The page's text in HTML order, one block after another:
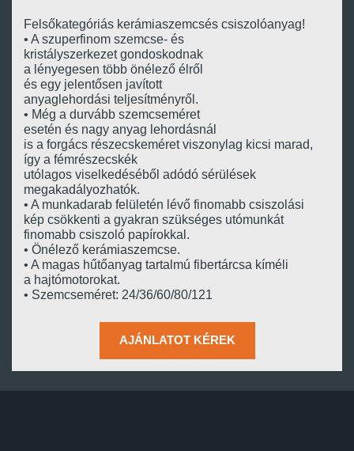
Felsőkategóriás kerámiaszemcsés csiszolóanyag!
• A szuperfinom szemcse- és
kristályszerkezet gondoskodnak
a lényegesen több önélező élről
és egy jelentősen javított
anyaglehordási teljesítményről.
• Még a durvább szemcseméret
esetén és nagy anyag lehordásnál
is a forgács részecskeméret viszonylag kicsi marad,
így a fémrészecskék
utólagos viselkedéséből adódó sérülések
megakadályozhatók.
• A munkadarab felületén lévő finomabb csiszolási
kép csökkenti a gyakran szükséges utómunkát
finomabb csiszoló papírokkal.
• Önélező kerámiaszemcse.
• A magas hűtőanyag tartalmú fibertárcsa kíméli
a hajtómotorokat.
• Szemcseméret: 24/36/60/80/121
AJÁNLATOT KÉREK